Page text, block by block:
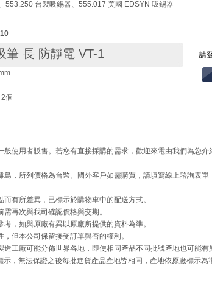
規格。
眼睛並用溫水沖洗二十分鐘。
至300毫升的水，不要強行催吐，如果失去意識，請撥
553.250 台製吸錫器、555.017 美國 EDSYN 吸錫器
筆 長 防靜電 VT-1 請
個
個
便。
75g。
護材質。
般使用者販售。若您有直接採購的需求，歡迎來電由我們為您介
，所列價格為台幣。國外客戶如需購買，請填寫線上諮詢表單
有所差異，已標示於購物車中的配送方式。
再次與我司確認價格與交期。
，如與原廠有異以原廠所提供的資料為準。
但本公司保留接受訂單與否的權利。
工廠可能分佈世界各地，即使相同產品不同批號產地也可能有
，無法保證之後每批進貨產品產地皆相同，產地依原廠標示為